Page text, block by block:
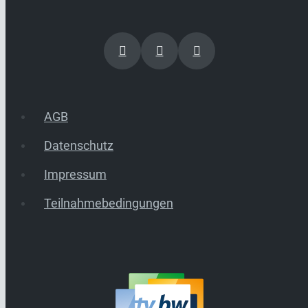
AGB
Datenschutz
Impressum
Teilnahmebedingungen